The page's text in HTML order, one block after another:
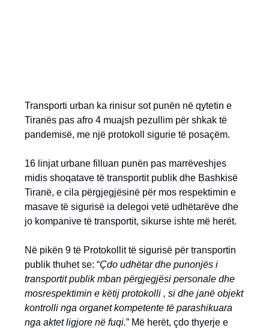
Transporti urban ka rinisur sot punën në qytetin e
Tiranës pas afro 4 muajsh pezullim për shkak të
pandemisë, me një protokoll sigurie të posaçëm.
16 linjat urbane filluan punën pas marrëveshjes
midis shoqatave të transportit publik dhe Bashkisë
Tiranë, e cila përgjegjësinë për mos respektimin e
masave të sigurisë ia delegoi vetë udhëtarëve dhe
jo kompanive të transportit, sikurse ishte më herët.
Në pikën 9 të Protokollit të sigurisë për transportin
publik thuhet se: “Çdo udhëtar dhe punonjës i
transportit publik mban përgjegjësi personale dhe
mosrespektimin e këtij protokolli , si dhe janë objekt
kontrolli nga organet kompetente të parashikuara
nga aktet ligjore në fuqi.” Më herët, çdo thyerje e